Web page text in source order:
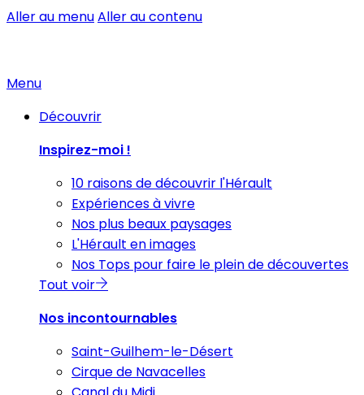
Aller au menuAller au contenu
Menu
Découvrir
Inspirez-moi !
10 raisons de découvrir l'Hérault
Expériences à vivre
Nos plus beaux paysages
L'Hérault en images
Nos Tops pour faire le plein de découvertes
Tout voir
Nos incontournables
Saint-Guilhem-le-Désert
Cirque de Navacelles